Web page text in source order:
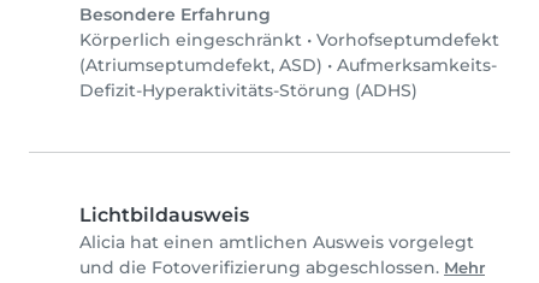
Besondere Erfahrung
Körperlich eingeschränkt • Vorhofseptumdefekt
(Atriumseptumdefekt, ASD) • Aufmerksamkeits-
Defizit-Hyperaktivitäts-Störung (ADHS)
Lichtbildausweis
Alicia hat einen amtlichen Ausweis vorgelegt
und die Fotoverifizierung abgeschlossen. Mehr